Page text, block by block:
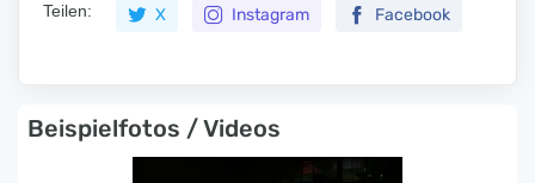
Teilen: X Instagram Facebook
Beispielfotos / Videos